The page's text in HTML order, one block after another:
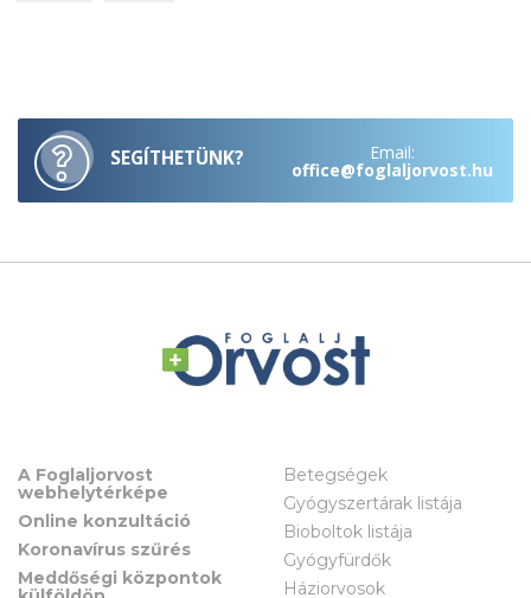
SEGÍTHETÜNK? Email:
office@foglaljorvost.hu
A Foglaljorvost
webhelytérképe
Online konzultáció
Koronavírus szűrés
Meddőségi központok
Betegségek
Gyógyszertárak listája
Bioboltok listája
Gyógyfürdők
Háziorvosok